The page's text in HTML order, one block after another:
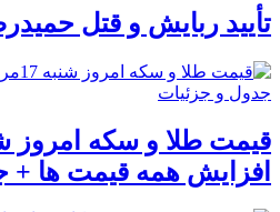
تأیید ربایش و قتل
افزایش همه قیمت ها +